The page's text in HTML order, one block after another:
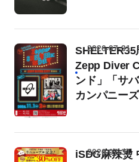
Zepp Diver
ンド」「サ
カンパニー
2026-07-31
iSDG麻辣燙
2026-07-31